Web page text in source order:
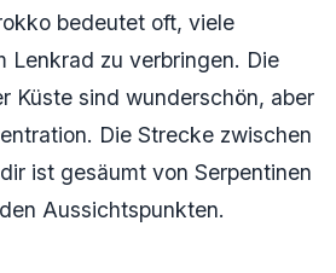
bedeutet oft, viele
Lenkrad zu verbringen. Die
Küste sind wunderschön, aber
Die Strecke zwischen
ist gesäumt von Serpentinen
Aussichtspunkten.